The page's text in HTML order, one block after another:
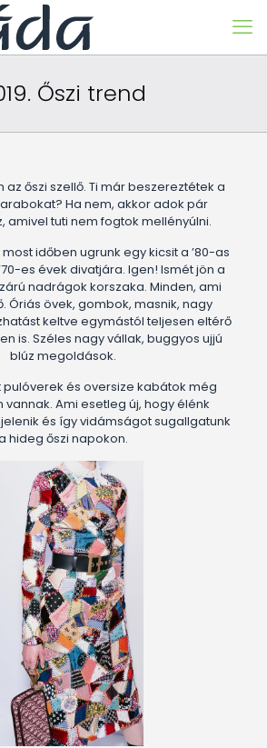
Őszi trend
az őszi szellő. Ti már beszereztétek a
Ha nem, akkor adok pár
amivel tuti nem fogtok mellényúlni.
időben ugrunk egy kicsit a ’80-as
es évek divatjára. Igen! Ismét jön a
nadrágok korszaka. Minden, ami
Óriás övek, gombok, masnik, nagy
keltve egymástól teljesen eltérő
is. Széles nagy vállak, buggyos ujjú
blúz megoldások.
és oversize kabátok még
Ami esetleg új, hogy élénk
és így vidámságot sugallgatunk
hideg őszi napokon.